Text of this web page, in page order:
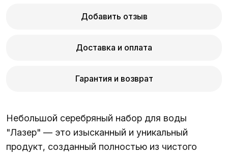
Добавить отзыв
Доставка и оплата
Гарантия и возврат
Небольшой серебряный набор для воды
"Лазер" — это изысканный и уникальный
продукт, созданный полностью из чистого